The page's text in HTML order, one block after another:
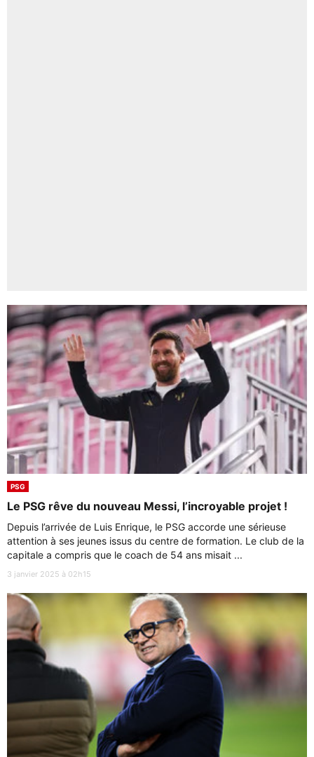
PSG
Le PSG rêve du nouveau Messi, l’incroyable projet !
Depuis l’arrivée de Luis Enrique, le PSG accorde une sérieuse
attention à ses jeunes issus du centre de formation. Le club de la
capitale a compris que le coach de 54 ans misait ...
3 janvier 2025 à 02h15